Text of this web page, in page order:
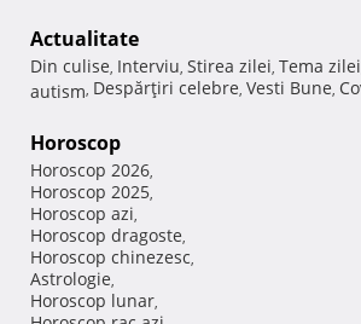
Actualitate
Din culise, Interviu, Stirea zilei, Tema zilei
autism, Despărţiri celebre, Vesti Bune,
Horoscop
Horoscop 2026,
Horoscop 2025,
Horoscop azi,
Horoscop dragoste,
Horoscop chinezesc,
Astrologie,
Horoscop lunar,